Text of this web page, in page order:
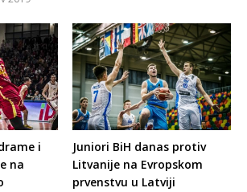
i
na
Juniori BiH danas protiv
Litvanije na Evropskom
prvenstvu u Latviji